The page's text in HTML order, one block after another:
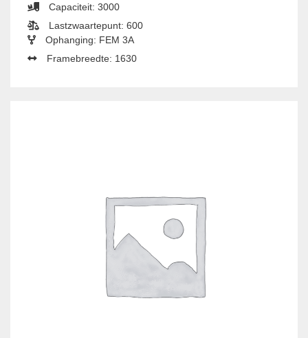
Capaciteit: 3000
Lastzwaartepunt: 600
Ophanging: FEM 3A
Framebreedte: 1630